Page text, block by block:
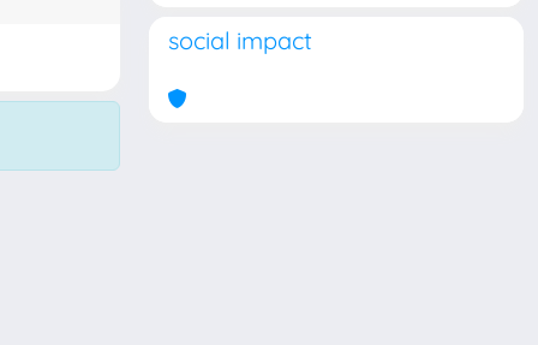
social impact